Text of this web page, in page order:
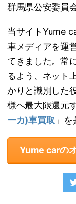
群馬県公安委員
当サイトYume
車メディアを運
てきました。常
るよう、ネット
かりと識別した
様へ最大限還元
ーカ)車買取 」
Yume carの